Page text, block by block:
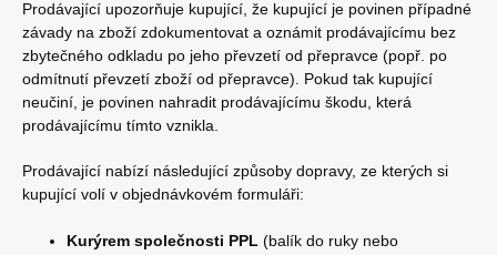
Prodávající upozorňuje kupující, že kupující je povinen případné
závady na zboží zdokumentovat a oznámit prodávajícímu bez
zbytečného odkladu po jeho převzetí od přepravce (popř. po
odmítnutí převzetí zboží od přepravce). Pokud tak kupující
neučiní, je povinen nahradit prodávajícímu škodu, která
prodávajícímu tímto vznikla.
Prodávající nabízí následující způsoby dopravy, ze kterých si
kupující volí v objednávkovém formuláři:
Kurýrem společnosti PPL (balík do ruky nebo